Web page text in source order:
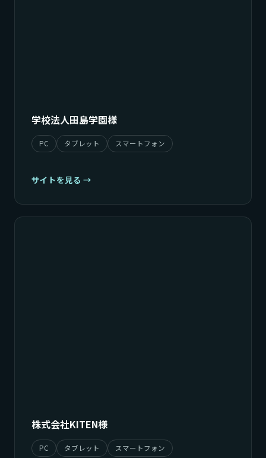
学校法人田島学園様
PC タブレット スマートフォン
サイトを見る
株式会社KITEN様
PC タブレット スマートフォン